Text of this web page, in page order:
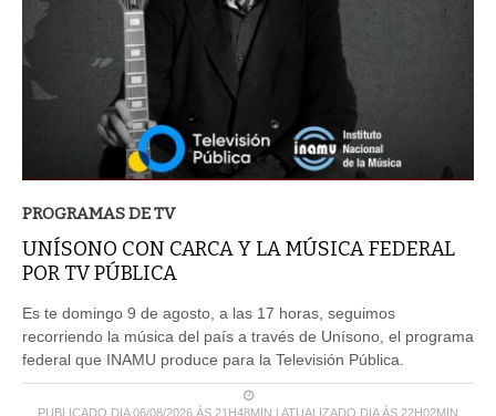
PROGRAMAS DE TV
UNÍSONO CON CARCA Y LA MÚSICA FEDERAL
POR TV PÚBLICA
Es te domingo 9 de agosto, a las 17 horas, seguimos
recorriendo la música del país a través de Unísono, el programa
federal que INAMU produce para la Televisión Pública.
PUBLICADO DIA 06/08/2026 ÀS 21H48MIN | ATUALIZADO DIA ÀS 22H02MIN